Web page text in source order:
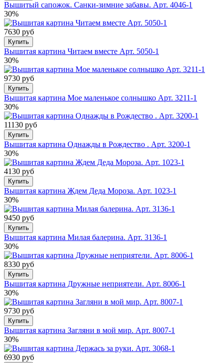
Вышитый сапожок. Санки-зимние забавы. Арт. 4046-1
30%
7630 руб
Купить
Вышитая картина Читаем вместе Арт. 5050-1
30%
9730 руб
Купить
Вышитая картина Мое маленькое солнышко Арт. 3211-1
30%
11130 руб
Купить
Вышитая картина Однажды в Рождество . Арт. 3200-1
30%
4130 руб
Купить
Вышитая картина Ждем Деда Мороза. Арт. 1023-1
30%
9450 руб
Купить
Вышитая картина Милая балерина. Арт. 3136-1
30%
8330 руб
Купить
Вышитая картина Дружные неприятели. Арт. 8006-1
30%
9730 руб
Купить
Вышитая картина Загляни в мой мир. Арт. 8007-1
30%
6930 руб